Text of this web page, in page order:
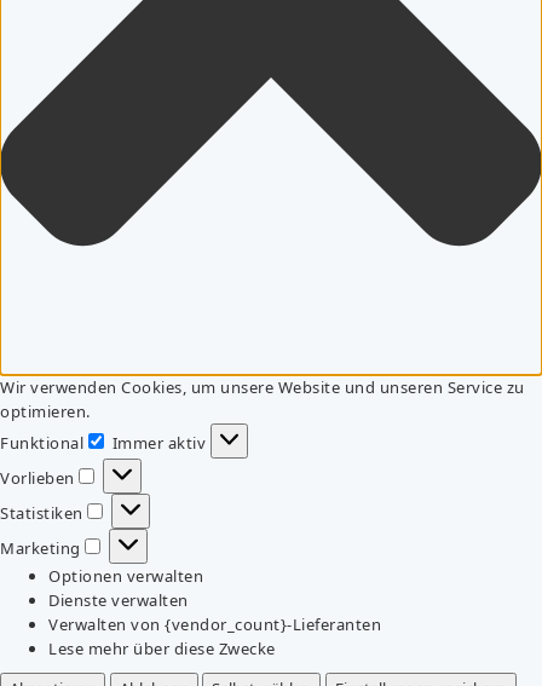
Wir verwenden Cookies, um unsere Website und unseren Service zu
optimieren.
Funktional
Funktional
Immer aktiv
Vorlieben
Vorlieben
Statistiken
Statistiken
Marketing
Marketing
Optionen verwalten
Dienste verwalten
Verwalten von {vendor_count}-Lieferanten
Lese mehr über diese Zwecke